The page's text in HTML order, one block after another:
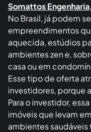
Somattos
No Brasil, já podem
empreendimentos
aquecida, estúdios
ambientes zen e,
casa ou em
Esse tipo de oferta
investidores, porque
Para o investidor,
imóveis que levam
ambientes saudáveis